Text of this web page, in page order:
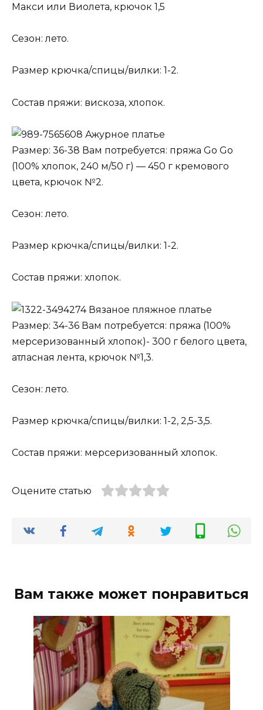
Макси или Виолета, крючок 1,5
Сезон: лето.
Размер крючка/спицы/вилки: 1-2.
Состав пряжи: вискоза, хлопок.
Ажурное платье
Размер: 36-38 Вам потребуется: пряжа Go Go
(100% хлопок, 240 м/50 г) — 450 г кремового
цвета, крючок №2.
Сезон: лето.
Размер крючка/спицы/вилки: 1-2.
Состав пряжи: хлопок.
Вязаное пляжное платье
Размер: 34-36 Вам потребуется: пряжа (100%
мерсеризованный хлопок)- 300 г белого цвета,
атласная лента, крючок №1,3.
Сезон: лето.
Размер крючка/спицы/вилки: 1-2, 2,5-3,5.
Состав пряжи: мерсеризованный хлопок.
Оцените статью
Вам также может понравиться